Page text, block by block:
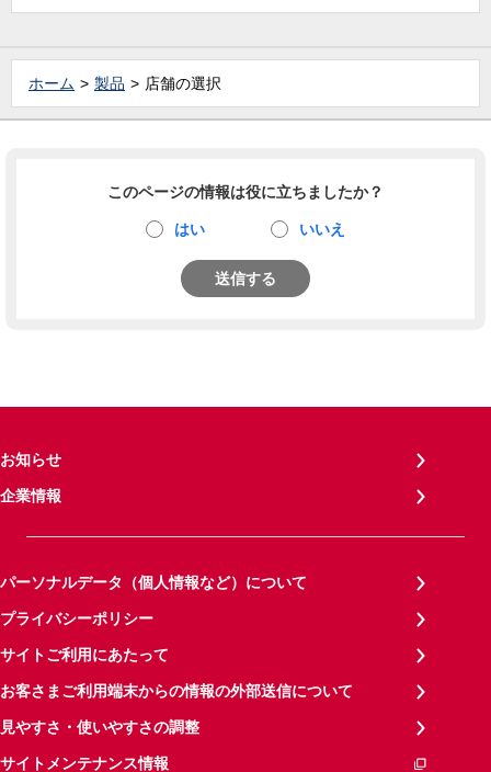
ホーム 製品 店舗の選択
このページの情報は役に立ちましたか？
はい いいえ
送信する
お知らせ
企業情報
パーソナルデータ（個人情報など）について
プライバシーポリシー
サイトご利用にあたって
お客さまご利用端末からの情報の外部送信について
見やすさ・使いやすさの調整
サイトメンテナンス情報